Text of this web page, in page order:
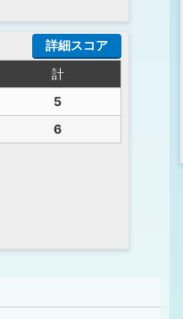
計
5
6
詳細スコア